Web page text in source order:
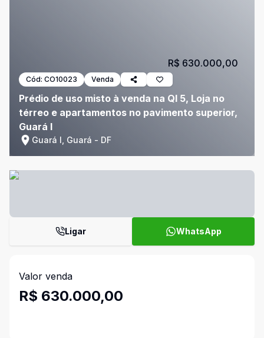
Cód: CO10023 Venda
Prédio de uso misto à venda na QI 5, Loja no
térreo e apartamentos no pavimento superior,
Guará I
Guará I, Guará - DF
R$ 630.000,00
Ligar WhatsApp
Valor venda
R$ 630.000,00